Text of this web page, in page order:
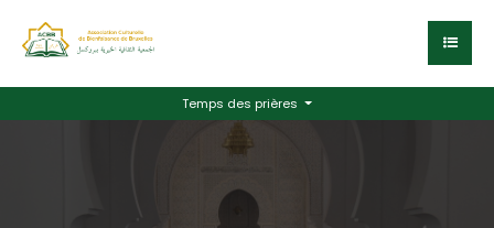
Temps des prières